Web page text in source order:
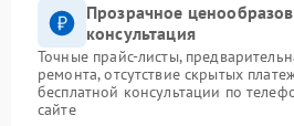
Прозрачное
консультация
Точные прайс-листы,
ремонта, отсутствие скрытых
бесплатной консультации по
сайте